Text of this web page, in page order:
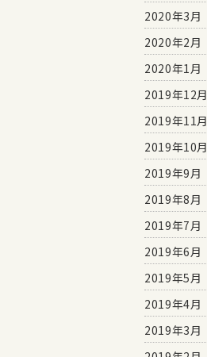
2020年3月
2020年2月
2020年1月
2019年12月
2019年11月
2019年10月
2019年9月
2019年8月
2019年7月
2019年6月
2019年5月
2019年4月
2019年3月